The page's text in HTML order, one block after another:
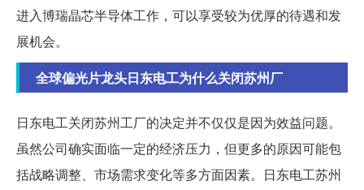
进入博瑞晶芯半导体工作，可以享受较为优厚的待遇和发
展机会。
全球偏光片龙头日东电工为什么关闭苏州厂
日东电工关闭苏州工厂的决定并不仅仅是因为效益问题。
虽然公司确实面临一定的经济压力，但更多的原因可能包
括战略调整、市场需求变化等多方面因素。日东电工苏州